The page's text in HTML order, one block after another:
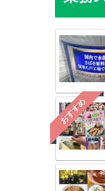
おすすめ